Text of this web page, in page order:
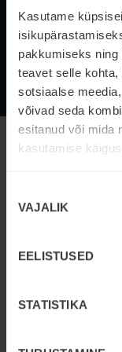
Kasutame
pakkumiseks
teavet selle
sotsiaalse
võivad seda
esitanud või mida
kasutamise käigus.
valik
VAJALIK
EELISTUSED
STATISTIKA
Käsitletavad
Mis on
Kliendi mõistmine